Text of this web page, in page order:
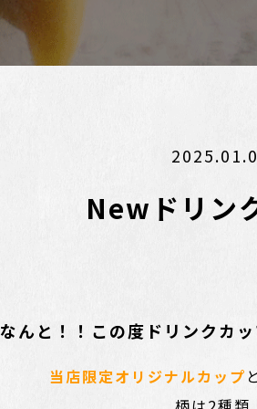
Newドリン
なんと！！この度ドリンクカ
当店限定オリジナルカップ